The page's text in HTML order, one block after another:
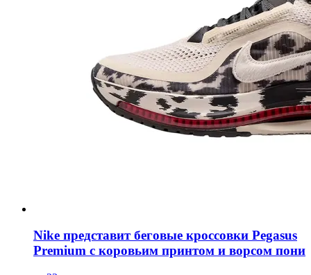
Nike представит беговые кроссовки Pegasus
Premium с коровьим принтом и ворсом пони